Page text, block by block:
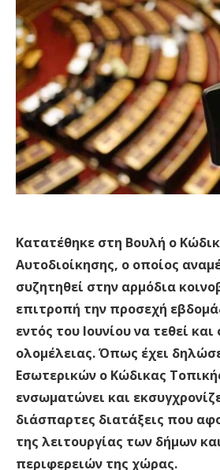
Κατατέθηκε στη Βουλή ο
Αυτοδιοίκησης, ο οποίος
συζητηθεί στην αρμόδια
επιτροπή την προσεχή
εντός του Ιουνίου να τεθεί
ολομέλειας. Όπως έχει
Εσωτερικών ο Κώδικας
ενσωματώνει και
διάσπαρτες διατάξεις που
της λειτουργίας των δήμων
περιφερειών της χώρας.